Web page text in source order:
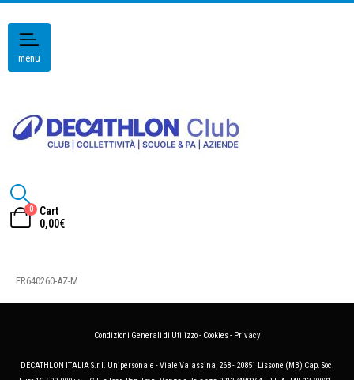
menu
0
Cart
0,00€
FR640260-AZ-M
Condizioni Generali di Utilizzo- Cookies- Privacy
DECATHLON ITALIA S.r.l. Unipersonale - Viale Valassina, 268 - 20851 Lissone (MB) Cap. Soc.